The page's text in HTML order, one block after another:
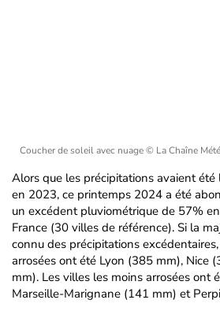
Coucher de soleil avec nuage© La Chaîne
Alors que les précipitations avaient
en 2023, ce printemps 2024 a été
un excédent pluviométrique de 57%
France (30 villes de référence). Si la
connu des précipitations
arrosées ont été Lyon (385 mm), Nice
mm). Les villes les moins arrosées ont
Marseille-Marignane (141 mm) et